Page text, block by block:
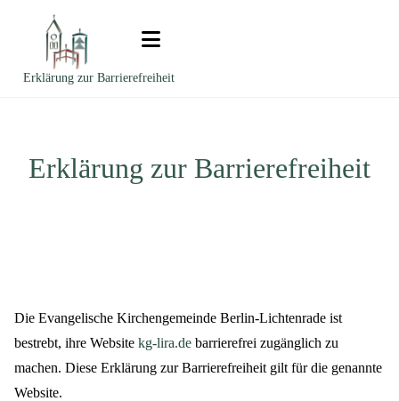
Zum Inhalt springen
Erklärung zur Barrierefreiheit
Erklärung zur Barrierefreiheit
Die Evangelische Kirchengemeinde Berlin-Lichtenrade ist
bestrebt, ihre Website kg-lira.de barrierefrei zugänglich zu
machen. Diese Erklärung zur Barrierefreiheit gilt für die genannte
Website.